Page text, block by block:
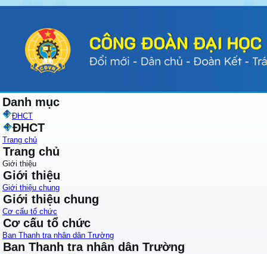
Danh mục
ĐHCT
ĐHCT
Trang chủ
Trang chủ
Giới thiệu
Giới thiệu
Giới thiệu chung
Giới thiệu chung
Cơ cấu tổ chức
Cơ cấu tổ chức
Ban Thanh tra nhân dân Trường
Ban Thanh tra nhân dân Trường